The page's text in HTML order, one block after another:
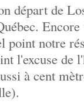
départ de
point notre
l'excuse de
à cent